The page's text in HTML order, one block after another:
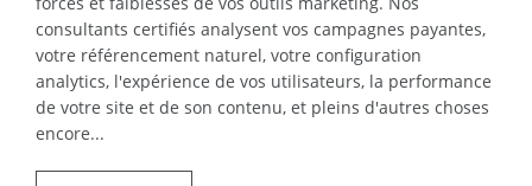
consultants certifiés analysent vos campagnes payantes,
votre référencement naturel, votre configuration
analytics, l'expérience de vos utilisateurs, la performance
de votre site et de son contenu, et pleins d'autres choses
encore...